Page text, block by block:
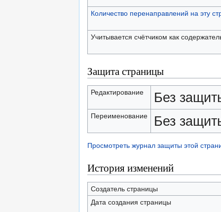
Количество перенаправлений на эту
Учитывается счётчиком как
Защита страницы
Редактирование Без
Переименование Без
Просмотреть журнал защиты этой
История изменений
Создатель страницы
Дата создания страницы